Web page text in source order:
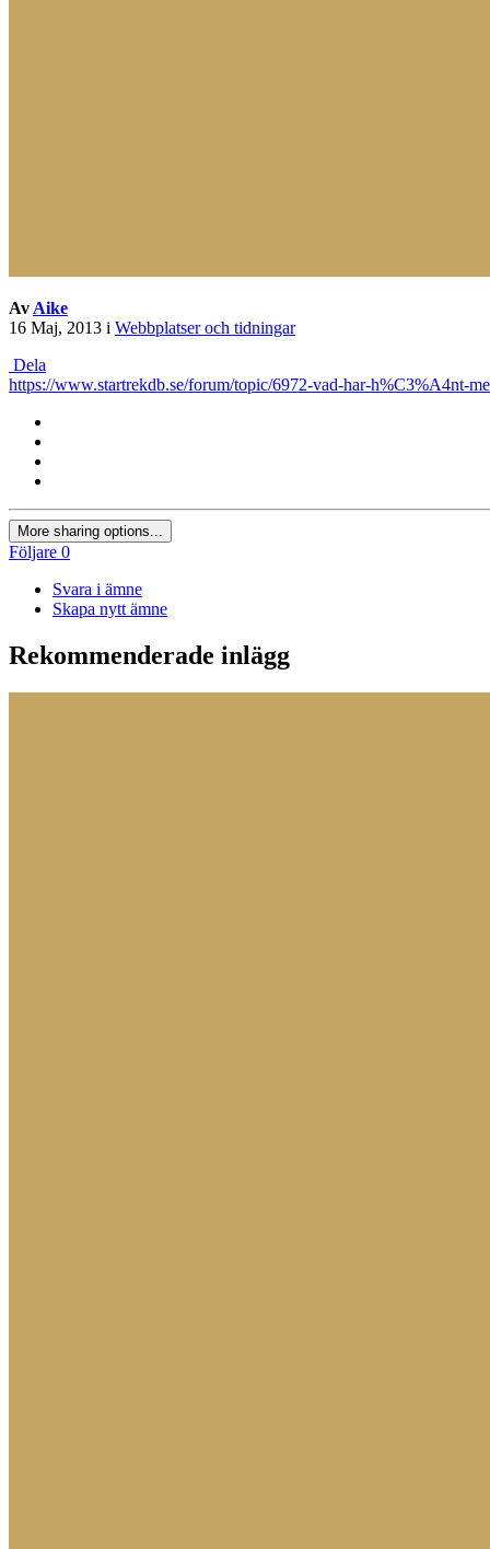
AvAike
16 Maj, 2013 i Webbplatser och tidningar
Dela
https://www.startrekdb.se/forum/topic/6972-vad-har-h%C3%A4nt-
More sharing options...
Följare 0
Svara i ämne
Skapa nytt ämne
Rekommenderade inlägg